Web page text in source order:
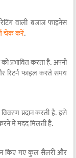
वाली बजाज फाइनेंस
चेक करें.
प्रभावित करता है. अपनी
रिटर्न फाइल करते समय
प्रदान करती है. इसे
में मदद मिलती है.
किए गए कुल सैलरी और